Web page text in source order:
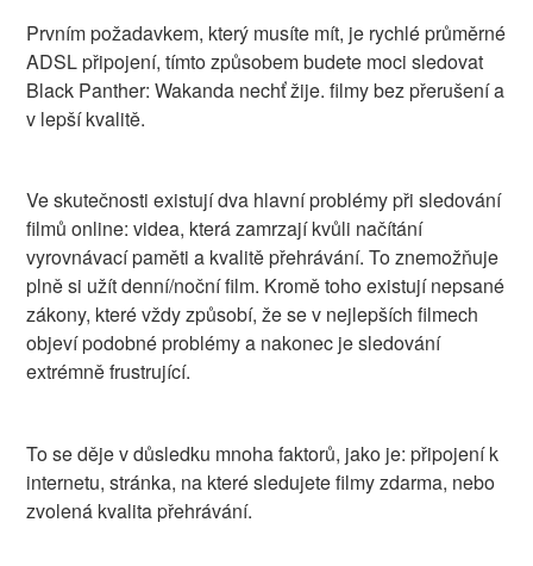
Prvním požadavkem, který musíte mít, je rychlé průměrné
ADSL připojení, tímto způsobem budete moci sledovat
Black Panther: Wakanda nechť žije. filmy bez přerušení a
v lepší kvalitě.
Ve skutečnosti existují dva hlavní problémy při sledování
filmů online: videa, která zamrzají kvůli načítání
vyrovnávací paměti a kvalitě přehrávání. To znemožňuje
plně si užít denní/noční film. Kromě toho existují nepsané
zákony, které vždy způsobí, že se v nejlepších filmech
objeví podobné problémy a nakonec je sledování
extrémně frustrující.
To se děje v důsledku mnoha faktorů, jako je: připojení k
internetu, stránka, na které sledujete filmy zdarma, nebo
zvolená kvalita přehrávání.